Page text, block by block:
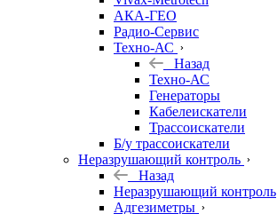
АКА-ГЕО
Радио-Сервис
Техно-АС
Назад
Техно-АС
Генераторы
Кабелеискатели
Трассоискатели
Б/у трассоискатели
Неразрушающий контроль
Назад
Неразрушающий контроль
Адгезиметры